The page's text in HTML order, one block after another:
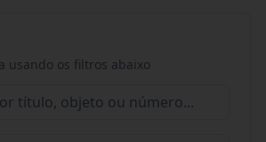
usando os filtros abaixo